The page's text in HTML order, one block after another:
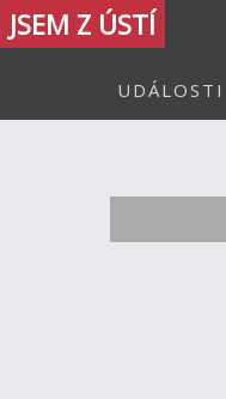
JSEM Z ÚSTÍ
UDÁLOSTI